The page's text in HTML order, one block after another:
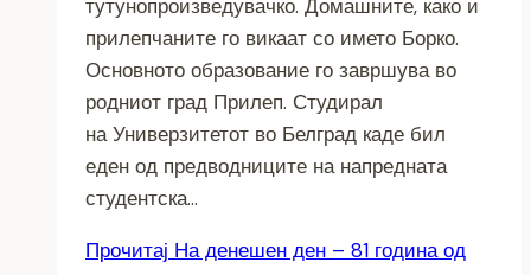
тутунопроизведувачко. Домашните, како и
прилепчаните го викаат со името Борко.
Основното образование го завршува во
родниот град Прилеп. Студирал
на Универзитетот во Белград каде бил
еден од предводниците на напредната
студентска…
Прочитај На денешен ден – 81 година од